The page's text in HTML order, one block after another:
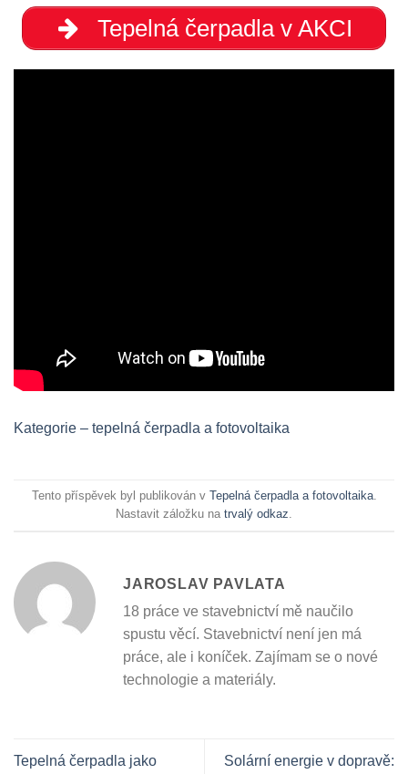
Tepelná čerpadla v AKCI
Kategorie – tepelná čerpadla a fotovoltaika
Tento příspěvek byl publikován v Tepelná čerpadla a fotovoltaika.
Nastavit záložku na trvalý odkaz
JAROSLAV PAVLATA
18 práce ve stavebnictví mě naučilo
spustu věcí. Stavebnictví není jen má
práce, ale i koníček. Zajímam se o nové
technologie a materiály.
Tepelná čerpadla jako Solární energie v dopravě: